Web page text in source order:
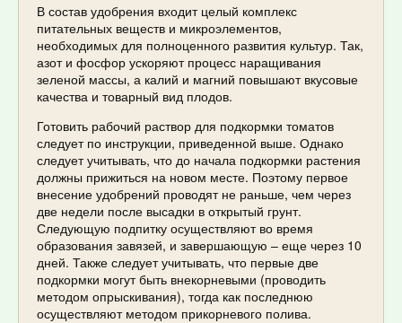
В состав удобрения входит целый комплекс
питательных веществ и микроэлементов,
необходимых для полноценного развития культур. Так,
азот и фосфор ускоряют процесс наращивания
зеленой массы, а калий и магний повышают вкусовые
качества и товарный вид плодов.
Готовить рабочий раствор для подкормки томатов
следует по инструкции, приведенной выше. Однако
следует учитывать, что до начала подкормки растения
должны прижиться на новом месте. Поэтому первое
внесение удобрений проводят не раньше, чем через
две недели после высадки в открытый грунт.
Следующую подпитку осуществляют во время
образования завязей, и завершающую – еще через 10
дней. Также следует учитывать, что первые две
подкормки могут быть внекорневыми (проводить
методом опрыскивания), тогда как последнюю
осуществляют методом прикорневого полива.